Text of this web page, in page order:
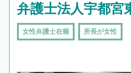
弁護士法人宇都宮
女性弁護士在籍 所長が女性